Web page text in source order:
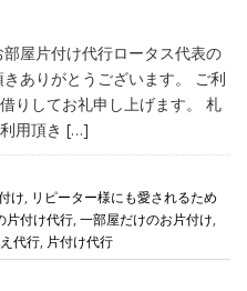
屋片付け代行ロータス代表の
ありがとうございます。 ご利
りしてお礼申し上げます。 札
用頂き […]
け, リピーター様にも愛されるため
片付け代行, 一部屋だけのお片付け,
代行, 片付け代行